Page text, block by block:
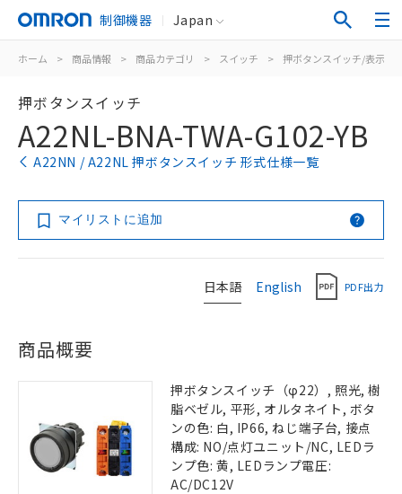
制御機器 Japan
ホーム > 商品情報 > 商品カテゴリ > スイッチ > 押ボタンスイッチ/表示灯
押ボタンスイッチ
A22NL-BNA-TWA-G102-YB
A22NN / A22NL 押ボタンスイッチ 形式仕様一覧
マイリストに追加
日本語 English PDF出力
商品概要
押ボタンスイッチ（φ22）, 照光, 樹
脂ベゼル, 平形, オルタネイト, ボタ
ンの色: 白, IP66, ねじ端子台, 接点
構成: NO/点灯ユニット/NC, LEDラ
ンプ色: 黄, LEDランプ電圧:
AC/DC12V